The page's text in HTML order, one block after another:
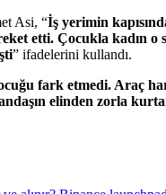
Asi, “İş yerimin
etti. Çocukla kadın o
” ifadelerini kullandı.
fark etmedi. Araç
elinden zorla